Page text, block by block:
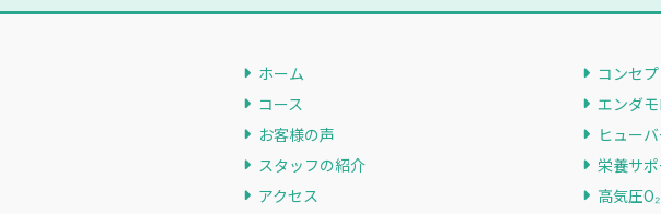
ホーム
コース
お客様の声
スタッフの紹介
アクセス
コンセプ
エンダ
ヒュー
栄養サ
高気圧